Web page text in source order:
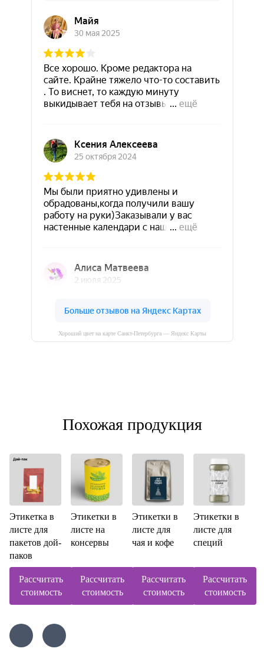
Хороший цвет на карте Санкт‑Петербурга — Яндекс Карты
Похожая продукция
Этикетка в
листе для
пакетов дой-
паков
Рассчитать
стоимость
Этикетки в
листе на
консервы
Рассчитать
стоимость
Этикетки в
листе для
чая и кофе
Рассчитать
стоимость
Этикетки в
листе для
специй
Рассчитать
стоимость